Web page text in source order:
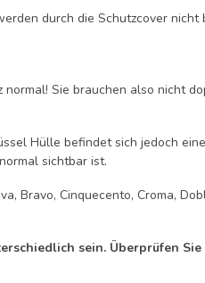
durch die Schutzcover nicht
Sie brauchen also nicht
Hülle befindet sich jedoch
sichtbar ist.
Bravo, Cinquecento, Croma,
sein. Überprüfen